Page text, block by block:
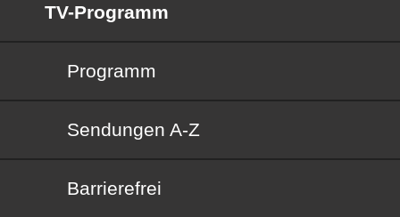
TV-Programm
Programm
Sendungen von A bis Z
Sendungen A-Z
Barrierefrei
Barrierefrei